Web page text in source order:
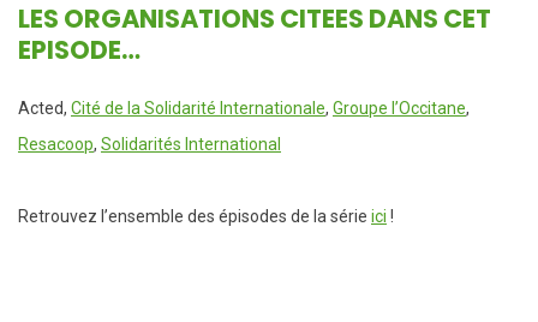
LES ORGANISATIONS CITEES DANS CET
EPISODE…
Acted, Cité de la Solidarité Internationale, Groupe l’Occitane,
Resacoop, Solidarités International
Retrouvez l’ensemble des épisodes de la série ici !